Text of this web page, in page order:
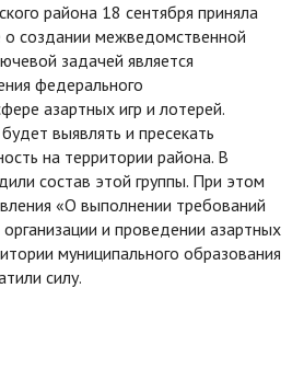
района 18 сентября приняла
о создании межведомственной
задачей является
федерального
азартных игр и лотерей.
выявлять и пресекать
на территории района. В
состав этой группы. При этом
«О выполнении требований
и проведении азартных
муниципального образования
силу.